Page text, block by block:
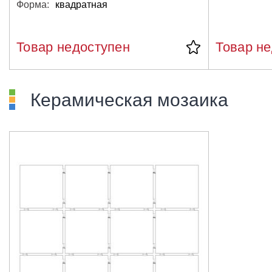
Форма:
квадратная
Товар недоступен Товар
Керамическая мозаика